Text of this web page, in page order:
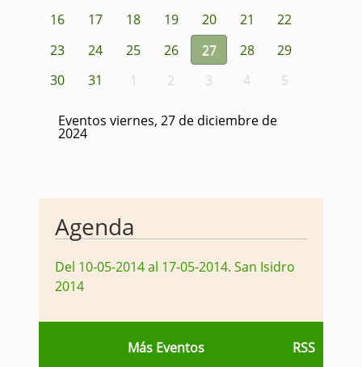
16
17 18 19 20 21
22
23
24 25 26 27 28
29
30
31 1 2 3 4 5
Eventos viernes, 27 de diciembre de
2024
Agenda
Del 10-05-2014 al 17-05-2014. San Isidro
2014
Más Eventos RSS